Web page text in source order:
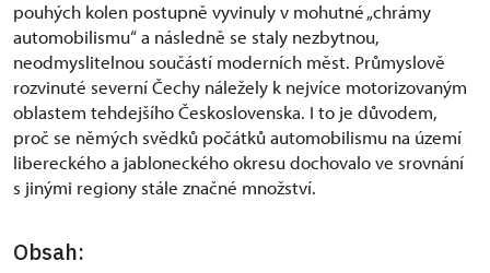
pouhých kolen postupně vyvinuly v mohutné „chrámy
automobilismu“ a následně se staly nezbytnou,
neodmyslitelnou součástí moderních měst. Průmyslově
rozvinuté severní Čechy náležely k nejvíce motorizovaným
oblastem tehdejšího Československa. I to je důvodem,
proč se němých svědků počátků automobilismu na území
libereckého a jabloneckého okresu dochovalo ve srovnání
s jinými regiony stále značné množství.
Obsah: